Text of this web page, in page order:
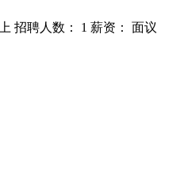
招聘人数： 1 薪资： 面议